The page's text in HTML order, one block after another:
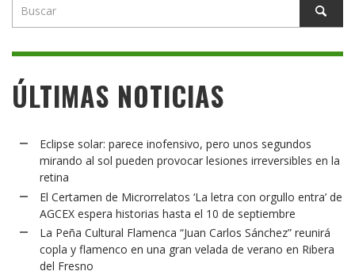
ÚLTIMAS NOTICIAS
Eclipse solar: parece inofensivo, pero unos segundos
mirando al sol pueden provocar lesiones irreversibles en la
retina
El Certamen de Microrrelatos ‘La letra con orgullo entra’ de
AGCEX espera historias hasta el 10 de septiembre
La Peña Cultural Flamenca “Juan Carlos Sánchez” reunirá
copla y flamenco en una gran velada de verano en Ribera
del Fresno